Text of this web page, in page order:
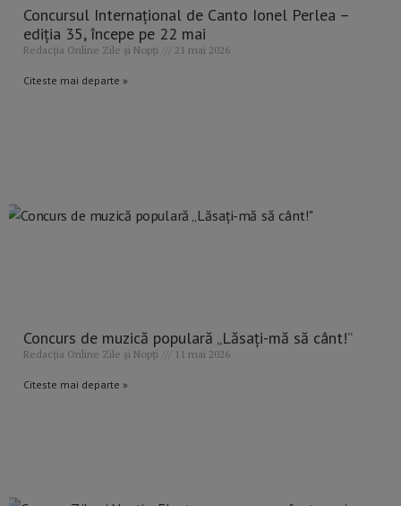
Concursul Internațional de Canto Ionel Perlea –
ediţia 35, începe pe 22 mai
Redacția Online Zile și Nopți 21 mai 2026
Citeste mai departe »
Concurs de muzică populară „Lăsați-mă să cânt!”
Redacția Online Zile și Nopți 11 mai 2026
Citeste mai departe »